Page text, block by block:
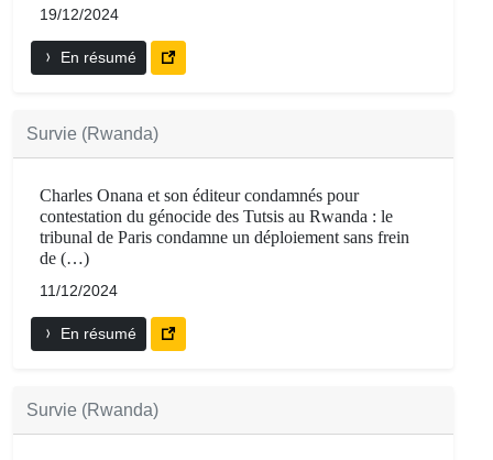
19/12/2024
En résumé
Survie (Rwanda)
Charles Onana et son éditeur condamnés pour
contestation du génocide des Tutsis au Rwanda : le
tribunal de Paris condamne un déploiement sans frein
de (…)
11/12/2024
En résumé
Survie (Rwanda)